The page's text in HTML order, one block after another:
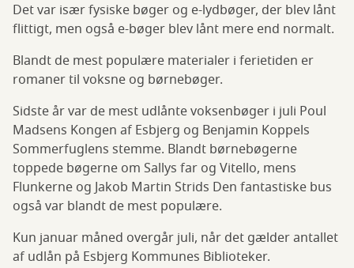
Det var især fysiske bøger og e-lydbøger, der blev lånt
flittigt, men også e-bøger blev lånt mere end normalt.
Blandt de mest populære materialer i ferietiden er
romaner til voksne og børnebøger.
Sidste år var de mest udlånte voksenbøger i juli Poul
Madsens Kongen af Esbjerg og Benjamin Koppels
Sommerfuglens stemme. Blandt børnebøgerne
toppede bøgerne om Sallys far og Vitello, mens
Flunkerne og Jakob Martin Strids Den fantastiske bus
også var blandt de mest populære.
Kun januar måned overgår juli, når det gælder antallet
af udlån på Esbjerg Kommunes Biblioteker.